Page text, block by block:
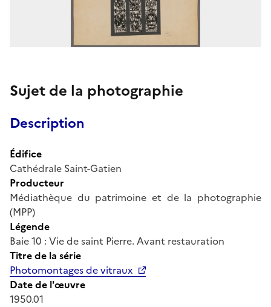
Sujet de la photographie
Description
Édifice
Cathédrale Saint-Gatien
Producteur
Médiathèque du patrimoine et de la photographie
(MPP)
Légende
Baie 10 : Vie de saint Pierre. Avant restauration
Titre de la série
Photomontages de vitraux
Date de l'œuvre
1950.01